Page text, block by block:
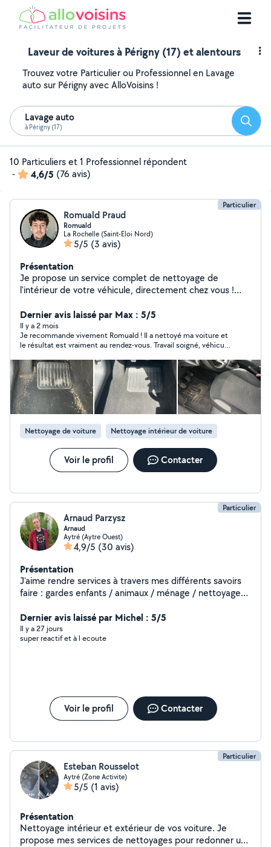
Laveur de voitures à Périgny (17) et alentours
Trouvez votre Particulier ou Professionnel en Lavage
auto sur Périgny avec AlloVoisins !
Lavage auto
à Périgny (17)
10 Particuliers et 1 Professionnel répondent
-
4,6/5 (76 avis)
Particulier
Romuald Praud
Romuald
La Rochelle (Saint-Eloi Nord)
5/5 (3 avis)
Présentation
Je propose un service complet de nettoyage de
l'intérieur de votre véhicule, directement chez vous !
des plastiques, une finition propre ainsi que les vitres À
partir de 50 pour un nettoyage intérieur standard (Le
prix peut varier selon l'état du véhicule et la taille)
Dernier avis laissé par Max : 5/5
Il y a 2 mois
Je recommande vivement Romuald ! Il a nettoyé ma voiture et
le résultat est vraiment au rendez-vous. Travail soigné, véhicule
aime ce qu'il fait, ça se voit dans la qualité du travail. Vous
pouvez lui faire confiance sans problème !
Nettoyage de voiture Nettoyage intérieur de voiture
Voir le profil Contacter
Particulier
Arnaud Parzysz
Arnaud
Aytré (Aytre Ouest)
4,9/5 (30 avis)
Présentation
J'aime rendre services à travers mes différents savoirs
faire : gardes enfants / animaux / ménage / nettoyage
Dernier avis laissé par Michel : 5/5
Il y a 27 jours
super reactif et à l ecoute
Voir le profil Contacter
Particulier
Esteban Rousselot
Aytré (Zone Activite)
5/5 (1 avis)
Présentation
Nettoyage intérieur et extérieur de vos voiture. Je
propose mes services de nettoyages pour redonner un